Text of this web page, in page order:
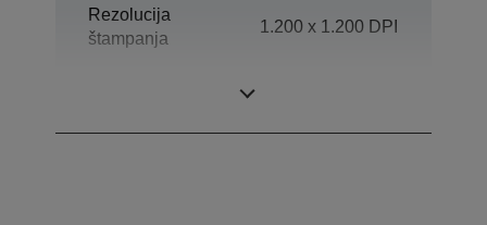
Rezolucija
štampanja
1.200 x 1.200 DPI